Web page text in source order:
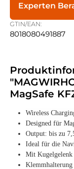
Experten
GTIN/EAN:
8018080491887
MagSafe
Wireless
Designed für
Output: bis zu
Ideal für die
Mit Kugelgelenk